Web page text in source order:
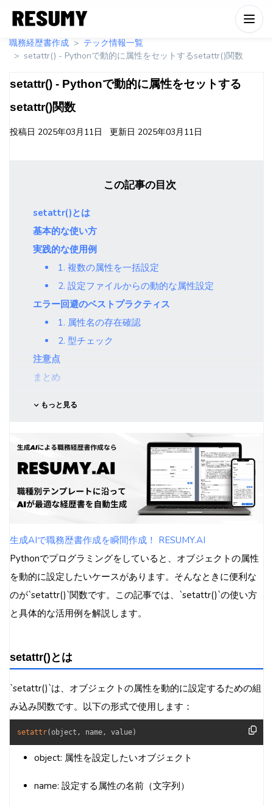
職務経歴書作成
テック情報一覧
setattr() - Pythonで動的に属性をセットするsetattr()関数
setattr() - Pythonで動的に属性をセットする
setattr()関数
投稿日 2025年03月11日 更新日 2025年03月11日
この記事の目次
setattr()とは
基本的な使い方
実践的な使用例
1. 複数の属性を一括設定
2. 設定ファイルからの動的な属性設定
エラー回避のベストプラクティス
1. 属性名の存在確認
2. 型チェック
注意点
まとめ
もっと見る
生成AIで職務歴書作成を瞬間作成！ RESUMY.AI
Pythonでプログラミングをしていると、オブジェクトの属性
を動的に設定したいケースがあります。そんなときに便利な
のが`setattr()`関数です。この記事では、`setattr()`の使い方
と具体的な活用例を解説します。
setattr()とは
`setattr()`は、オブジェクトの属性を動的に設定するための組
み込み関数です。以下の形式で使用します：
setattr(object , name, value)
object: 属性を設定したいオブジェクト
name: 設定する属性の名前（文字列）